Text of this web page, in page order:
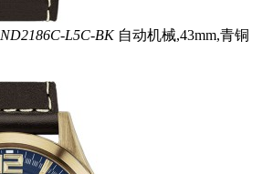
ND2186C-L5C-BK 自动机械,43mm,青铜